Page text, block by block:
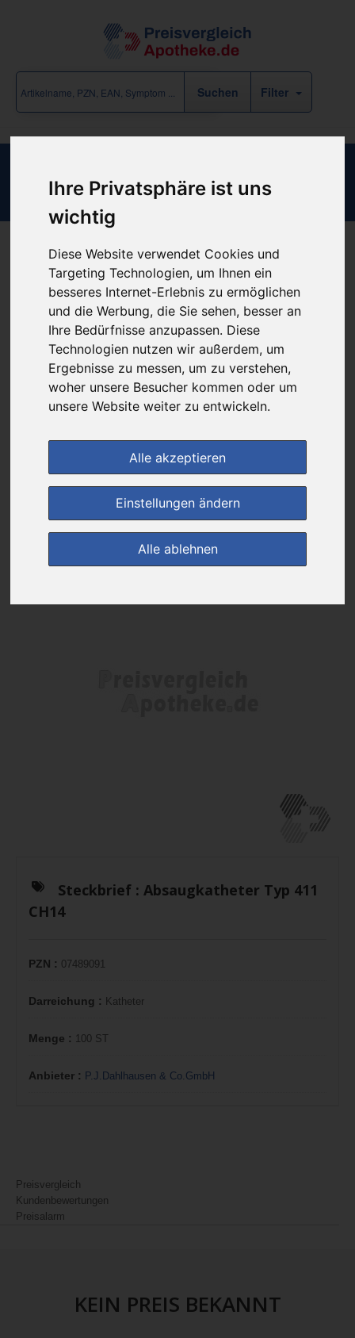
Ihre Privatsphäre ist uns
wichtig
Diese Website verwendet Cookies und
Targeting Technologien, um Ihnen ein
besseres Internet-Erlebnis zu ermöglichen
und die Werbung, die Sie sehen, besser an
Ihre Bedürfnisse anzupassen. Diese
Technologien nutzen wir außerdem, um
Ergebnisse zu messen, um zu verstehen,
woher unsere Besucher kommen oder um
unsere Website weiter zu entwickeln.
Alle akzeptieren
Einstellungen ändern
Alle ablehnen
Filter
Absaugkatheter Typ 411 CH14
Produkt empfehlen
Kein Preis bekannt
Das gewünschte Produkt ist derzeit bei keinem unserer Partner
erhältlich.
(0) Jetzt bewerten!
zur Startseite
Preisalarm
Steckbrief : Absaugkatheter Typ 411
CH14
PZN : 07489091
Darreichung : Katheter
Menge : 100 ST
Anbieter : P.J.Dahlhausen & Co.GmbH
Preisvergleich
Kundenbewertungen
Preisalarm
KEIN PREIS BEKANNT